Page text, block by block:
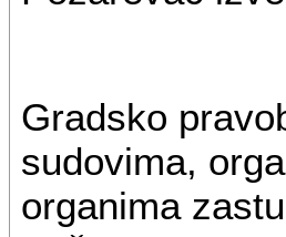
Gradsko
sudovima,
organima